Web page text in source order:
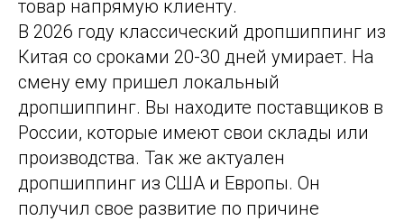
товар напрямую клиенту.
В 2026 году классический дропшиппинг из
Китая со сроками 20-30 дней умирает. На
смену ему пришел локальный
дропшиппинг. Вы находите поставщиков в
России, которые имеют свои склады или
производства. Так же актуален
дропшиппинг из США и Европы. Он
получил свое развитие по причине